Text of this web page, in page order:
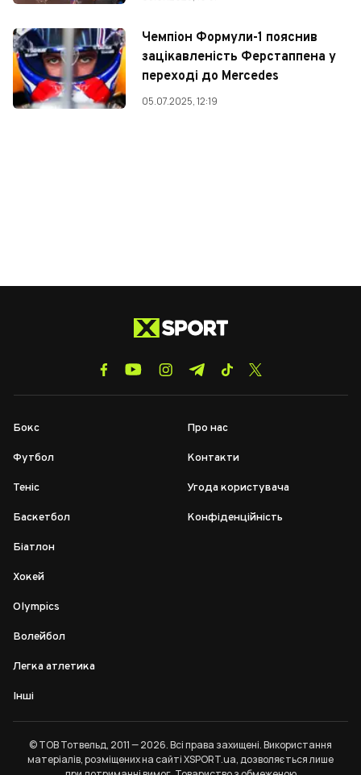
Чемпіон Формули-1 пояснив
зацікавленість Ферстаппена у
переході до Mercedes
05.07.2025, 12:19
Бокс
Футбол
Теніс
Баскетбол
Біатлон
Хокей
Olympics
Волейбол
Легка атлетика
Інші
Про нас
Контакти
Угода користувача
Конфіденційність
© ТОВ Тотвельд, 2011 — 2026. Всі права захищені. Використання
матеріалів, розміщених на сайті XSPORT.ua, дозволяється лише